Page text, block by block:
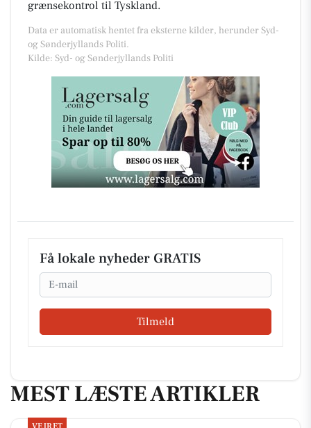
grænsekontrol til Tyskland.
Data er automatisk hentet fra eksterne kilder, herunder Syd-
og Sønderjyllands Politi.
Kilde: Syd- og Sønderjyllands Politi
Få lokale nyheder GRATIS
Email
Tilmeld
MEST LÆSTE ARTIKLER